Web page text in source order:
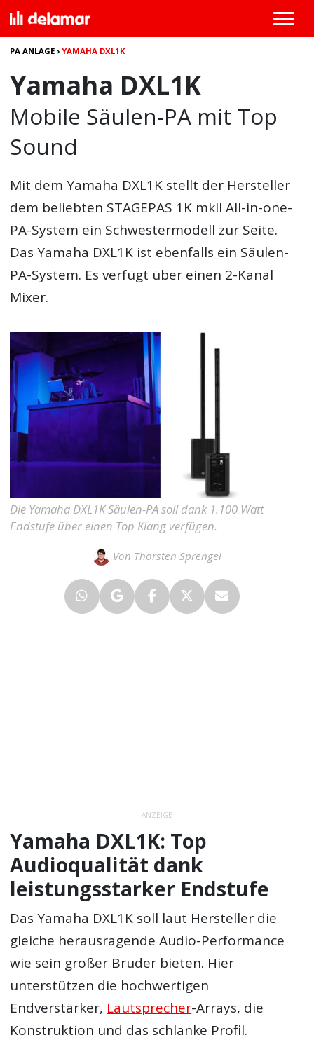
PA ANLAGE ›YAMAHA DXL1K
Yamaha DXL1K
Mobile Säulen-PA mit Top
Sound
Mit demYamaha DXL1K stellt der Hersteller
dem beliebten STAGEPAS 1K mkII All-in-one-
PA-System ein Schwestermodell zur Seite.
Das Yamaha DXL1K ist ebenfalls ein Säulen-
PA-System. Es verfügt über einen 2-Kanal
Mixer.
Die Yamaha DXL1K Säulen-PA soll dank 1.100 Watt
Endstufe über einen Top Klang verfügen.
Von Thorsten Sprengel
ANZEIGE
Yamaha DXL1K: Top
Audioqualität dank
leistungsstarker Endstufe
Das Yamaha DXL1K soll laut Hersteller die
gleiche herausragende Audio-Performance
wie sein großer Bruder bieten. Hier
unterstützen die hochwertigen
Endverstärker, Lautsprecher-Arrays, die
Konstruktion und das schlanke Profil.